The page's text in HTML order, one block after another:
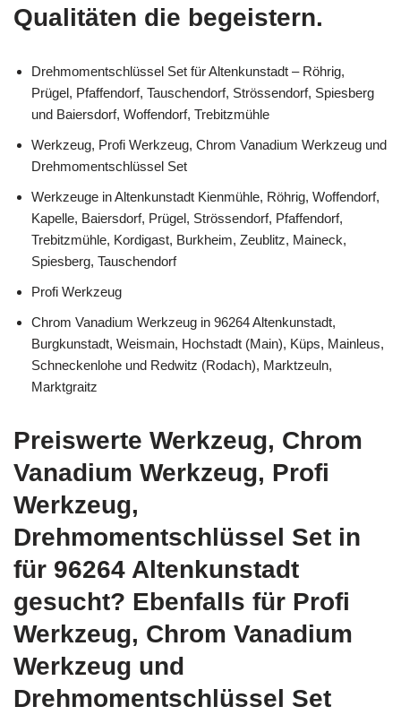
Qualitäten die begeistern.
Drehmomentschlüssel Set für Altenkunstadt – Röhrig,
Prügel, Pfaffendorf, Tauschendorf, Strössendorf, Spiesberg
und Baiersdorf, Woffendorf, Trebitzmühle
Werkzeug, Profi Werkzeug, Chrom Vanadium Werkzeug und
Drehmomentschlüssel Set
Werkzeuge in Altenkunstadt Kienmühle, Röhrig, Woffendorf,
Kapelle, Baiersdorf, Prügel, Strössendorf, Pfaffendorf,
Trebitzmühle, Kordigast, Burkheim, Zeublitz, Maineck,
Spiesberg, Tauschendorf
Profi Werkzeug
Chrom Vanadium Werkzeug in 96264 Altenkunstadt,
Burgkunstadt, Weismain, Hochstadt (Main), Küps, Mainleus,
Schneckenlohe und Redwitz (Rodach), Marktzeuln,
Marktgraitz
Preiswerte Werkzeug, Chrom
Vanadium Werkzeug, Profi
Werkzeug,
Drehmomentschlüssel Set in
für 96264 Altenkunstadt
gesucht? Ebenfalls für Profi
Werkzeug, Chrom Vanadium
Werkzeug und
Drehmomentschlüssel Set